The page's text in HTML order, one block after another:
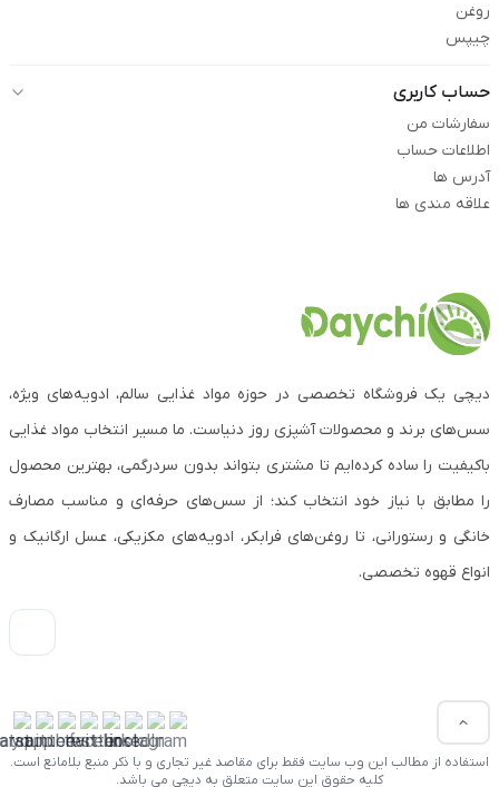
روغن
چیپس
حساب کاربری
سفارشات من
اطلاعات حساب
آدرس ها
علاقه مندی ها
دیچی یک فروشگاه تخصصی در حوزه مواد غذایی سالم، ادویه‌های ویژه،
سس‌های برند و محصولات آشپزی روز دنیاست. ما مسیر انتخاب مواد غذایی
باکیفیت را ساده کرده‌ایم تا مشتری بتواند بدون سردرگمی، بهترین محصول
را مطابق با نیاز خود انتخاب کند؛ از سس‌های حرفه‌ای و مناسب مصارف
خانگی و رستورانی، تا روغن‌های فرابکر، ادویه‌های مکزیکی، عسل ارگانیک و
انواع قهوه تخصصی.
استفاده از مطالب این وب سایت فقط برای مقاصد غیر تجاری و با ذکر منبع بلامانع است.
کلیه حقوق این سایت متعلق به دیچی می باشد.